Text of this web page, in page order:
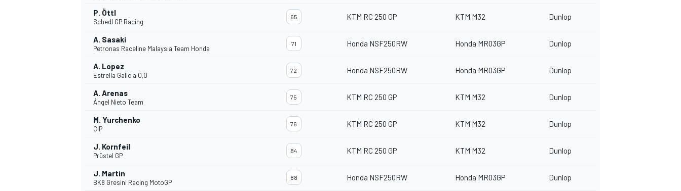
SPORTWAGEN
P. Öttl
Schedl GP Racing
65 KTM RC 250 GP KTM M32 Dunlop
A. Sasaki
Petronas Raceline Malaysia Team Honda
71 Honda NSF250RW Honda MR03GP Dunlop
A. Lopez
Estrella Galicia 0,0
72 Honda NSF250RW Honda MR03GP Dunlop
A. Arenas
Ángel Nieto Team
75 KTM RC 250 GP KTM M32 Dunlop
M. Yurchenko
CIP
76 KTM RC 250 GP KTM M32 Dunlop
J. Kornfeil
Prüstel GP
84 KTM RC 250 GP KTM M32 Dunlop
J. Martin
BK8 Gresini Racing MotoGP
88 Honda NSF250RW Honda MR03GP Dunlop